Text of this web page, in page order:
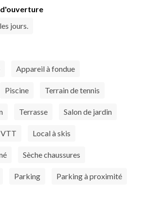
jours.
Appareil à fondue
Piscine Terrain de tennis
Terrasse Salon de jardin
Local à skis
Sèche chaussures
Parking Parking à proximité